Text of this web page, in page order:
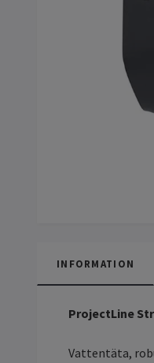
INFORMATION
ProjectLine
Vattentäta,